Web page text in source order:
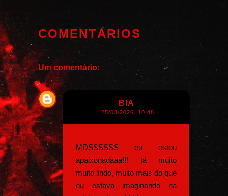
COMENTÁRIOS
Um comentário:
BIA
25/03/2026, 10:48
MDSSSSSS eu estou
apaixonadaaa!!! tá muito
muito lindo, muito mais do que
eu estava imaginando na